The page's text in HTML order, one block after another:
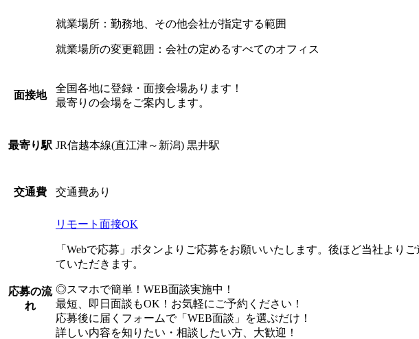
就業場所：勤務地、その他会社が指定する範囲
就業場所の変更範囲：会社の定めるすべてのオフィス
面接地
全国各地に登録・面接会場あります！
最寄りの会場をご案内します。
最寄り駅 JR信越本線(直江津～新潟) 黒井駅
交通費 交通費あり
応募の流
れ
リモート面接OK
「Webで応募」ボタンよりご応募をお願いいたします。後ほど当社より
ていただきます。
◎スマホで簡単！WEB面談実施中！
最短、即日面談もOK！お気軽にご予約ください！
応募後に届くフォームで「WEB面談」を選ぶだけ！
詳しい内容を知りたい・相談したい方、大歓迎！